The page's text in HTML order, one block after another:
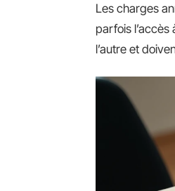
Les charges
parfois
l’autre et